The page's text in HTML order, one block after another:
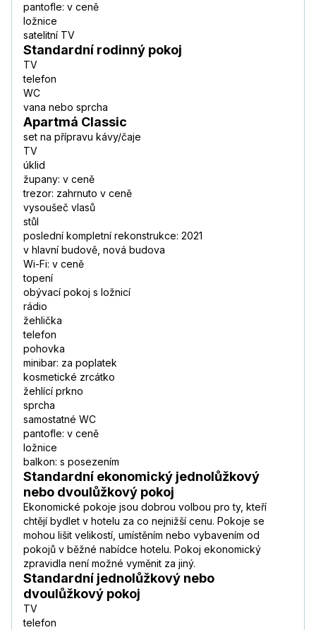
pantofle: v ceně
ložnice
satelitní TV
Standardní rodinný pokoj
TV
telefon
WC
vana nebo sprcha
Apartmá Classic
set na přípravu kávy/čaje
TV
úklid
župany: v ceně
trezor: zahrnuto v ceně
vysoušeč vlasů
stůl
poslední kompletní rekonstrukce: 2021
v hlavní budově, nová budova
Wi-Fi: v ceně
topení
obývací pokoj s ložnicí
rádio
žehlička
telefon
pohovka
minibar: za poplatek
kosmetické zrcátko
žehlící prkno
sprcha
samostatné WC
pantofle: v ceně
ložnice
balkon: s posezením
Standardní ekonomický jednolůžkový
nebo dvoulůžkový pokoj
Ekonomické pokoje jsou dobrou volbou pro ty, kteří
chtějí bydlet v hotelu za co nejnižší cenu. Pokoje se
mohou lišit velikostí, umístěním nebo vybavením od
pokojů v běžné nabídce hotelu. Pokoj ekonomický
zpravidla není možné vyměnit za jiný.
Standardní jednolůžkový nebo
dvoulůžkový pokoj
TV
telefon